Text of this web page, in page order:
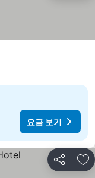
요금 보기
공유 즐